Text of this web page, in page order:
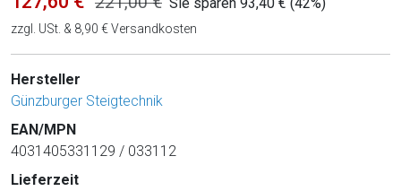
zzgl. USt. & 8,90 € Versandkosten
Hersteller
Günzburger Steigtechnik
EAN/MPN
4031405331129 / 033112
Lieferzeit